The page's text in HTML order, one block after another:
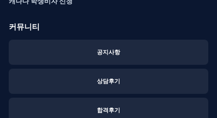
커뮤니티
공지사항
상담후기
합격후기